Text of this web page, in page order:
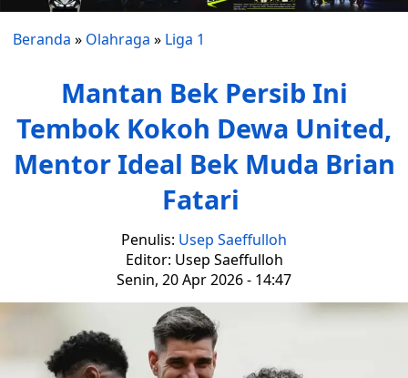
Beranda » Olahraga » Liga 1
Mantan Bek Persib Ini
Tembok Kokoh Dewa United,
Mentor Ideal Bek Muda Brian
Fatari
Penulis: Usep Saeffulloh
Editor: Usep Saeffulloh
Senin, 20 Apr 2026 - 14:47